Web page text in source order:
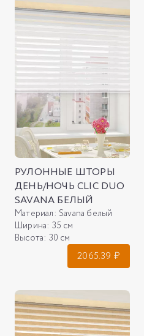
РУЛОННЫЕ ШТОРЫ
ДЕНЬ/НОЧЬ CLIC DUO
SAVANA БЕЛЫЙ
Материал: Savana белый
Ширина: 35 см
Высота: 30 см
2065.39 ₽